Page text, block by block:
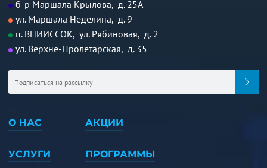
б-р Маршала Крылова, д. 25А
ул. Маршала Неделина, д. 9
п. ВНИИССОК, ул. Рябиновая, д. 2
ул. Верхне-Пролетарская, д. 35
О НАС
УСЛУГИ
АКЦИИ
ПРОГРАММЫ